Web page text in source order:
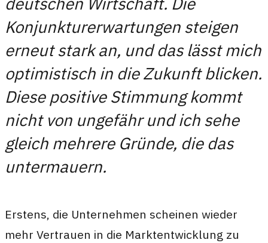
Konjunkturerwartungen steigen
erneut stark an, und das lässt mich
optimistisch in die Zukunft blicken.
Diese positive Stimmung kommt
nicht von ungefähr und ich sehe
gleich mehrere Gründe, die das
untermauern.
Erstens, die Unternehmen scheinen wieder
mehr Vertrauen in die Marktentwicklung zu